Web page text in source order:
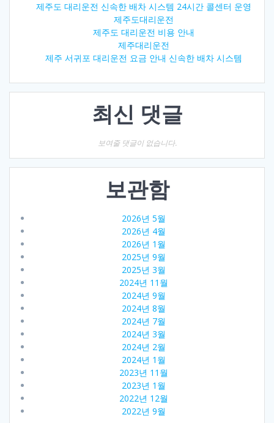
제주도 대리운전 신속한 배차 시스템 24시간 콜센터 운영
제주도대리운전
제주도 대리운전 비용 안내
제주대리운전
제주 서귀포 대리운전 요금 안내 신속한 배차 시스템
최신 댓글
보여줄 댓글이 없습니다.
보관함
2026년 5월
2026년 4월
2026년 1월
2025년 9월
2025년 3월
2024년 11월
2024년 9월
2024년 8월
2024년 7월
2024년 3월
2024년 2월
2024년 1월
2023년 11월
2023년 1월
2022년 12월
2022년 9월